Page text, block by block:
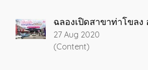
ฉลองเปิดสาขาท่าโขลง
27 Aug 2020
(Content)